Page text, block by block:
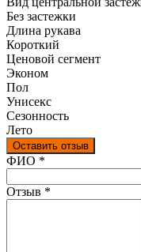
Без застежки
Длина рукава
Короткий
Ценовой сегмент
Эконом
Пол
Унисекс
Сезонность
Лето
Оставить отзыв
Ваш отзыв был
ФИО *
Отзыв *